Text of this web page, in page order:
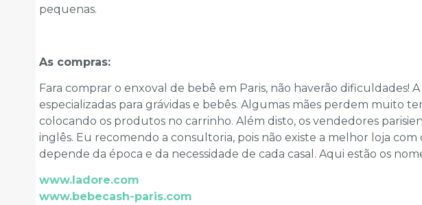
pequenas.
As compras:
Fara comprar o enxoval de bebê em Paris, não haverão dificuldades!
especializadas para grávidas e bebês. Algumas mães perdem muito
colocando os produtos no carrinho. Além disto, os vendedores
inglês. Eu recomendo a consultoria, pois não existe a melhor loja
depende da época e da necessidade de cada casal. Aqui estão os
www.ladore.com
www.bebecash-paris.com